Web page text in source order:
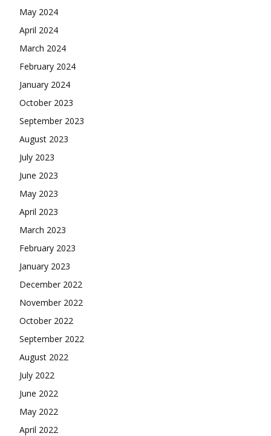
May 2024
April 2024
March 2024
February 2024
January 2024
October 2023
September 2023
August 2023
July 2023
June 2023
May 2023
April 2023
March 2023
February 2023
January 2023
December 2022
November 2022
October 2022
September 2022
August 2022
July 2022
June 2022
May 2022
April 2022